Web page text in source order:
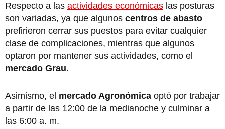
Respecto a las actividades económicas las posturas
son variadas, ya que algunos centros de abasto
prefirieron cerrar sus puestos para evitar cualquier
clase de complicaciones, mientras que algunos
optaron por mantener sus actividades, como el
mercado Grau.
Asimismo, el mercado Agronómica optó por trabajar
a partir de las 12:00 de la medianoche y culminar a
las 6:00 a. m.